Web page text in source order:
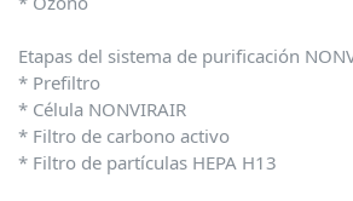
Etapas del sistema de purificación
* Prefiltro
* Célula NONVIRAIR
* Filtro de carbono activo
* Filtro de partículas HEPA H13